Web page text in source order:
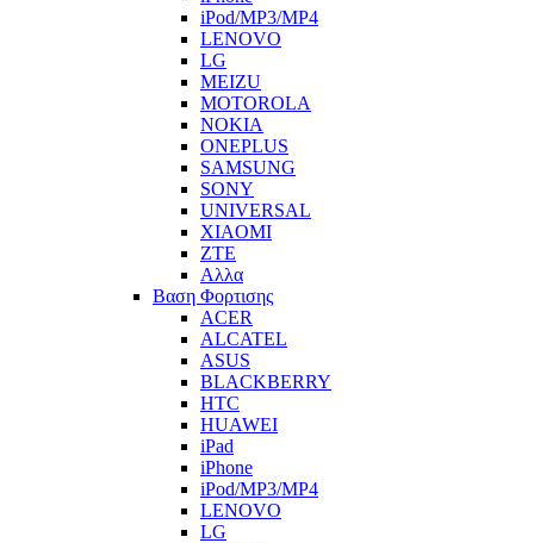
iPod/MP3/MP4
LENOVO
LG
MEIZU
MOTOROLA
NOKIA
ONEPLUS
SAMSUNG
SONY
UNIVERSAL
XIAOMI
ZTE
Αλλα
Βαση Φορτισης
ACER
ALCATEL
ASUS
BLACKBERRY
HTC
HUAWEI
iPad
iPhone
iPod/MP3/MP4
LENOVO
LG